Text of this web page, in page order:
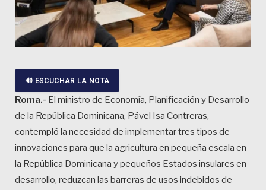
🔊 ESCUCHAR LA NOTA
Roma.- El ministro de Economía, Planificación y Desarrollo
de la República Dominicana, Pável Isa Contreras,
contempló la necesidad de implementar tres tipos de
innovaciones para que la agricultura en pequeña escala en
la República Dominicana y pequeños Estados insulares en
desarrollo, reduzcan las barreras de usos indebidos de